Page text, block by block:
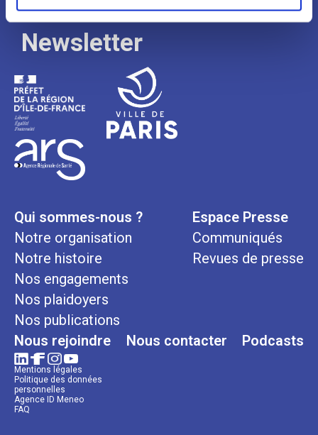
Newsletter
Qui sommes-nous ?
Notre organisation
Notre histoire
Nos engagements
Nos plaidoyers
Nos publications
Espace Presse
Communiqués
Revues de presse
Nous rejoindre Nous contacter Podcasts
Mentions légales
Politique des données
personnelles
Agence ID Meneo
FAQ